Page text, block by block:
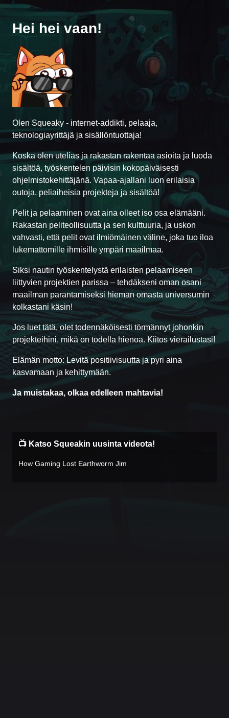
Hei hei vaan!
Olen Squeaky - internet-addikti, pelaaja,
teknologiayrittäjä ja sisällöntuottaja!
Koska olen utelias ja rakastan rakentaa asioita ja luoda
sisältöä, työskentelen päivisin kokopäiväisesti
ohjelmistokehittäjänä. Vapaa-ajallani luon erilaisia
outoja, peliaiheisia projekteja ja sisältöä!
Pelit ja pelaaminen ovat aina olleet iso osa elämääni.
Rakastan peliteollisuutta ja sen kulttuuria, ja uskon
vahvasti, että pelit ovat ilmiömäinen väline, joka tuo iloa
lukemattomille ihmisille ympäri maailmaa.
Siksi nautin työskentelystä erilaisten pelaamiseen
liittyvien projektien parissa – tehdäkseni oman osani
maailman parantamiseksi hieman omasta universumin
kolkastani käsin!
Jos luet tätä, olet todennäköisesti törmännyt johonkin
projekteihini, mikä on todella hienoa. Kiitos vierailustasi!
Elämän motto: Levitä positiivisuutta ja pyri aina
kasvamaan ja kehittymään.
Ja muistakaa, olkaa edelleen mahtavia!
📺 Katso Squeakin uusinta videota!
How Gaming Lost Earthworm Jim